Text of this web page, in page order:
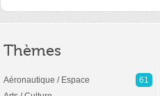
Thèmes
Aéronautique / Espace
61